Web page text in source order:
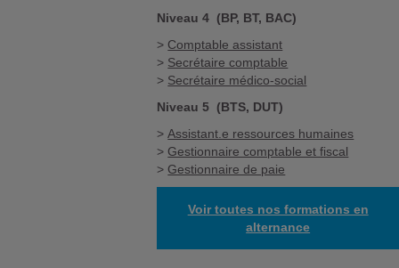
Niveau 4 (BP, BT, BAC)
> Comptable assistant
> Secrétaire comptable
> Secrétaire médico-social
Niveau 5 (BTS, DUT)
>Assistant.e ressources humaines
> Gestionnaire comptable et fiscal
> Gestionnaire de paie
Voir toutes nos formations en
alternance